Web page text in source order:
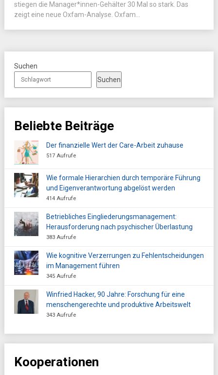
stiegen die Manager*innen-Gehälter 30 Mal so stark. Das
zeigt eine neue Oxfam-Analyse. Oxfam...
Suchen
Suchen
Beliebte Beiträge
Der finanzielle Wert der Care-Arbeit zuhause
517 Aufrufe
Wie formale Hierarchien durch temporäre Führung
und Eigenverantwortung abgelöst werden
414 Aufrufe
Betriebliches Eingliederungsmanagement:
Herausforderung nach psychischer Überlastung
383 Aufrufe
Wie kognitive Verzerrungen zu Fehlentscheidungen
im Management führen
345 Aufrufe
Winfried Hacker, 90 Jahre: Forschung für eine
menschengerechte und produktive Arbeitswelt
343 Aufrufe
Kooperationen